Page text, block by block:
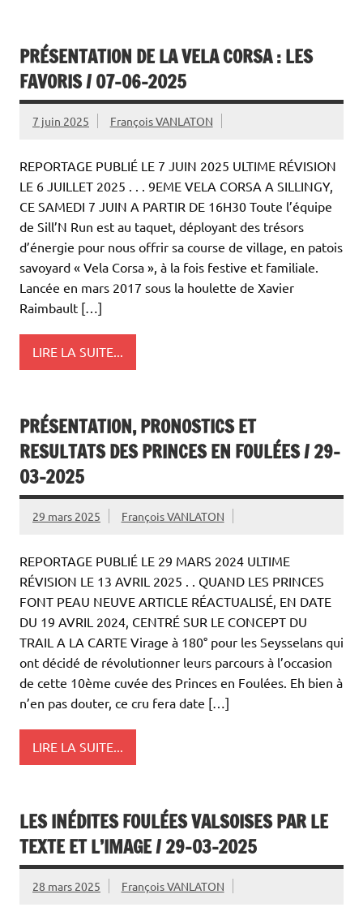
PRÉSENTATION DE LA VELA CORSA : LES
FAVORIS / 07-06-2025
7 juin 2025 François VANLATON
REPORTAGE PUBLIÉ LE 7 JUIN 2025 ULTIME RÉVISION
LE 6 JUILLET 2025 . . . 9EME VELA CORSA A SILLINGY,
CE SAMEDI 7 JUIN A PARTIR DE 16H30 Toute l’équipe
de Sill’N Run est au taquet, déployant des trésors
d’énergie pour nous offrir sa course de village, en patois
savoyard « Vela Corsa », à la fois festive et familiale.
Lancée en mars 2017 sous la houlette de Xavier
Raimbault […]
LIRE LA SUITE...
PRÉSENTATION, PRONOSTICS ET
RESULTATS DES PRINCES EN FOULÉES / 29-
03-2025
29 mars 2025 François VANLATON
REPORTAGE PUBLIÉ LE 29 MARS 2024 ULTIME
RÉVISION LE 13 AVRIL 2025 . . QUAND LES PRINCES
FONT PEAU NEUVE ARTICLE RÉACTUALISÉ, EN DATE
DU 19 AVRIL 2024, CENTRÉ SUR LE CONCEPT DU
TRAIL A LA CARTE Virage à 180° pour les Seysselans qui
ont décidé de révolutionner leurs parcours à l’occasion
de cette 10ème cuvée des Princes en Foulées. Eh bien à
n’en pas douter, ce cru fera date […]
LIRE LA SUITE...
LES INÉDITES FOULÉES VALSOISES PAR LE
TEXTE ET L’IMAGE / 29-03-2025
28 mars 2025 François VANLATON